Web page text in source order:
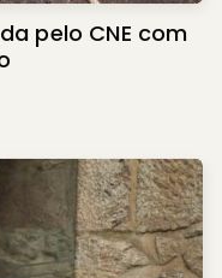
CNE com